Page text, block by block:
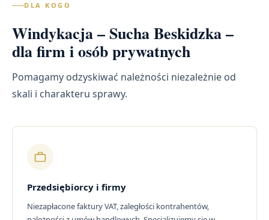
DLA KOGO
Windykacja – Sucha Beskidzka –
dla firm i osób prywatnych
Pomagamy odzyskiwać należności niezależnie od
skali i charakteru sprawy.
Przedsiębiorcy i firmy
Niezapłacone faktury VAT, zaległości kontrahentów,